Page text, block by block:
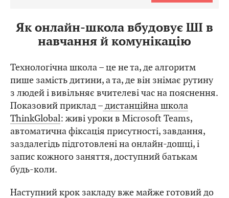
Як онлайн-школа вбудовує ШІ в
навчання й комунікацію
Технологічна школа – це не та, де алгоритм
пише замість дитини, а та, де він знімає рутину
з людей і вивільняє вчителеві час на пояснення.
Показовий приклад – дистанційна школа
ThinkGlobal: живі уроки в Microsoft Teams,
автоматична фіксація присутності, завдання,
заздалегідь підготовлені на онлайн-дошці, і
запис кожного заняття, доступний батькам
будь-коли.
Наступний крок закладу вже майже готовий до